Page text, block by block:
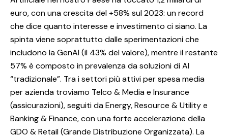
euro, con una crescita del +58% sul 2023: un record
che dice quanto interesse e investimento ci siano. La
spinta viene soprattutto dalle sperimentazioni che
includono la GenAI (il 43% del valore), mentre il restante
57% è composto in prevalenza da soluzioni di AI
“tradizionale”. Tra i settori più attivi per spesa media
per azienda troviamo Telco & Media e Insurance
(assicurazioni), seguiti da Energy, Resource & Utility e
Banking & Finance, con una forte accelerazione della
GDO & Retail (Grande Distribuzione Organizzata). La